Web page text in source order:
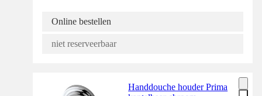
Online bestellen
niet reserveerbaar
Handdouche houder Prima